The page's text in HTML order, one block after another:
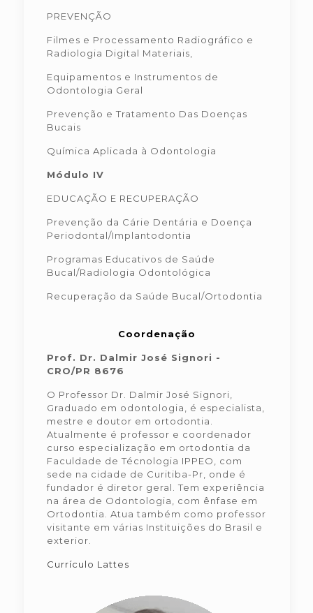
PREVENÇÃO
Filmes e Processamento Radiográfico e
Radiologia Digital Materiais,
Equipamentos e Instrumentos de
Odontologia Geral
Prevenção e Tratamento Das Doenças
Bucais
Química Aplicada à Odontologia
Módulo IV
EDUCAÇÃO E RECUPERAÇÃO
Prevenção da Cárie Dentária e Doença
Periodontal/Implantodontia
Programas Educativos de Saúde
Bucal/Radiologia Odontológica
Recuperação da Saúde Bucal/Ortodontia
Coordenação
Prof. Dr. Dalmir José Signori -
CRO/PR 8676
O Professor Dr. Dalmir José Signori,
Graduado em odontologia, é especialista,
mestre e doutor em ortodontia.
Atualmente é professor e coordenador
curso especialização em ortodontia da
Faculdade de Técnologia IPPEO, com
sede na cidade de Curitiba-Pr, onde é
fundador é diretor geral. Tem experiência
na área de Odontologia, com ênfase em
Ortodontia. Atua também como professor
visitante em várias Instituições do Brasil e
exterior.
Currículo Lattes